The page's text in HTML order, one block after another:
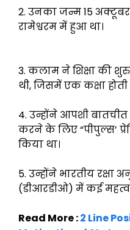
2. उनका जन्म 15
रामेश्वरम में हुआ था।
3. कलाम ने शिक्षा की
थी, जिसमें एक कक्षा होती
4. उन्होंने आपशी
करने के लिए “पीपुल्स’
किया था।
5. उन्होंने भारतीय
(डीआरडीओ) में कई
Read More :2 Line